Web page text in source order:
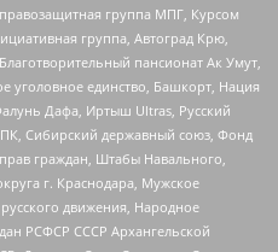
группа МПГ, Курсом
группа, Автоград Крю,
пансионат Ак Умут,
уголовное единство, Башкорт, Нация
Дафа, Иртыш Ultras, Русский
Сибирский державный союз, Фонд
граждан, Штабы Навального,
г. Краснодара, Мужское
движения, Народное
РСФСР СССР Архангельской